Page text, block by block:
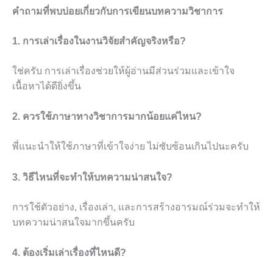
คำถามที่พบบ่อยเกี่ยวกับการเขียนบทความวิชาการ
1. การเล่าเรื่องในงานวิจัยสำคัญจริงหรือ?
ใช่ครับ การเล่าเรื่องช่วยให้ผู้อ่านมีส่วนร่วมและเข้าใจ
เนื้อหาได้ดียิ่งขึ้น
2. ควรใช้ภาษาทางวิชาการมากน้อยแค่ไหน?
พี่แนะนำให้ใช้ภาษาที่เข้าใจง่าย ไม่ซับซ้อนเกินไปนะครับ
3. วิธีไหนที่จะทำให้บทความน่าสนใจ?
การใช้ตัวอย่าง, เรื่องเล่า, และการสร้างอารมณ์ร่วมจะทำให้
บทความน่าสนใจมากขึ้นครับ
4. ต้องเริ่มเล่าเรื่องที่ไหนดี?